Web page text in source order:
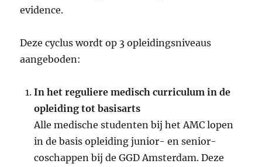
evidence.
Deze cyclus wordt op 3 opleidingsniveaus
aangeboden:
In het reguliere medisch curriculum in de
opleiding tot basisarts
Alle medische studenten bij het AMC lopen
in de basis opleiding junior- en senior-
coschappen bij de GGD Amsterdam. Deze